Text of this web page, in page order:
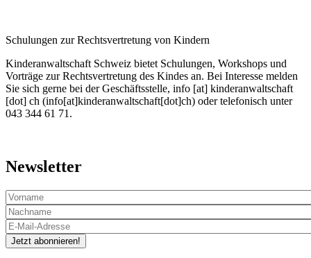
Schulungen zur Rechtsvertretung von Kindern
Kinderanwaltschaft Schweiz bietet Schulungen, Workshops und
Vorträge zur Rechtsvertretung des Kindes an. Bei Interesse melden
Sie sich gerne bei der Geschäftsstelle, info [at] kinderanwaltschaft
[dot] ch (info[at]kinderanwaltschaft[dot]ch) oder telefonisch unter
043 344 61 71.
Newsletter
Jetzt abonnieren!